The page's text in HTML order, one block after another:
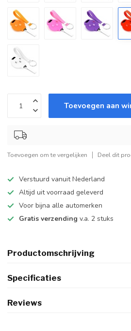
Toevoegen aan
Toevoegen om te vergelijken Deel dit
Verstuurd vanuit Nederland
Altijd uit voorraad geleverd
Voor bijna alle automerken
Gratis verzending v.a. 2 stuks
Productomschrijving
Specificaties
Reviews